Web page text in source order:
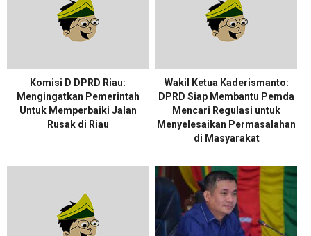
Komisi D DPRD Riau:
Mengingatkan Pemerintah
Untuk Memperbaiki Jalan
Rusak di Riau
Wakil Ketua Kaderismanto:
DPRD Siap Membantu Pemda
Mencari Regulasi untuk
Menyelesaikan Permasalahan
di Masyarakat